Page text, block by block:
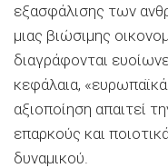
εξασφάλισης των
μιας βιώσιμης
διαγράφονται
κεφάλαια,
αξιοποίηση απαιτεί
επαρκούς και
δυναμικού.